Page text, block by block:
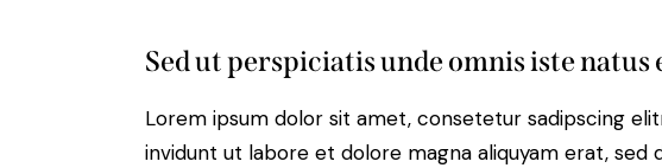
Sed ut perspiciatis unde omnis iste natus
Lorem ipsum dolor sit amet, consetetur sadipscing
invidunt ut labore et dolore magna aliquyam erat, sed